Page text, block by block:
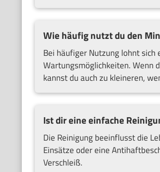
Wie häufig nutzt du den
Bei häufiger Nutzung lohnt
Wartungsmöglichkeiten. Wenn
kannst du auch zu kleineren,
Ist dir eine einfache
Die Reinigung beeinflusst die
Einsätze oder eine
Verschleiß.